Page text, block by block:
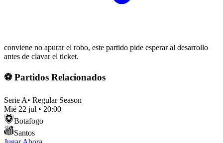
conviene no apurar el robo, este partido pide esperar al desarrollo
antes de clavar el ticket.
⚽ Partidos Relacionados
Serie A• Regular Season
Mié 22 jul • 20:00
Botafogo
Santos